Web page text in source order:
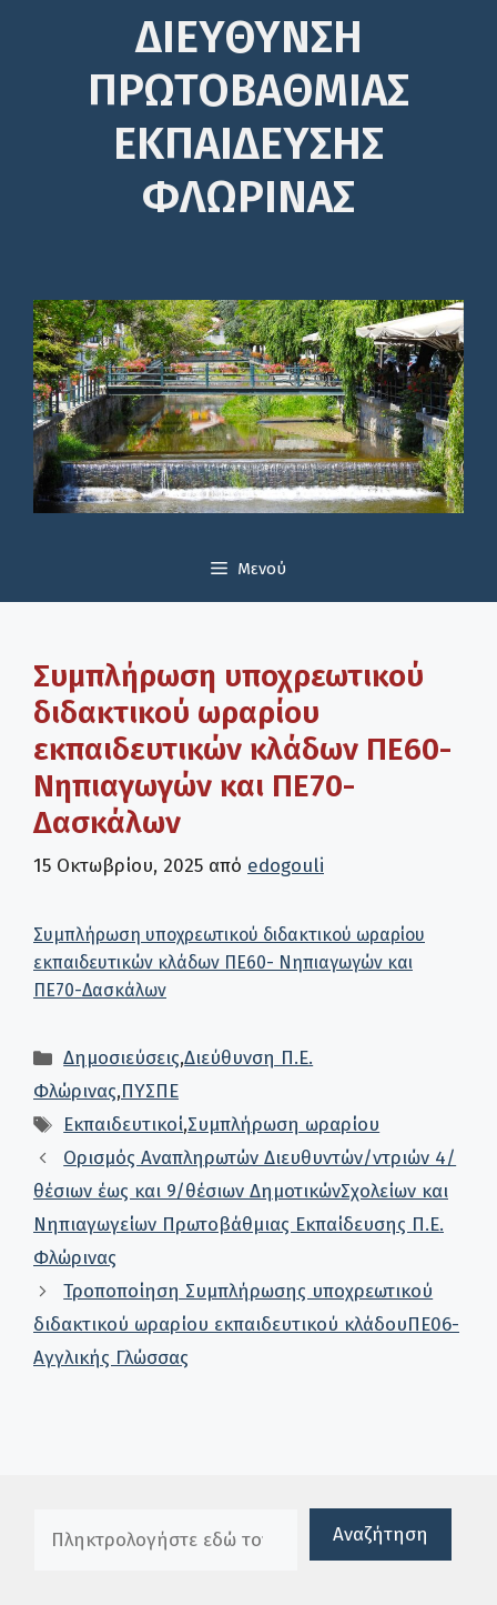
ΔΙΕΎΘΥΝΣΗ
ΠΡΩΤΟΒΆΘΜΙΑΣ
ΕΚΠΑΊΔΕΥΣΗΣ
ΦΛΩΡΙΝΑΣ
Μενού
Συμπλήρωση υποχρεωτικού
διδακτικού ωραρίου
εκπαιδευτικών κλάδων ΠΕ60-
Νηπιαγωγών και ΠΕ70-
Δασκάλων
15 Οκτωβρίου, 2025 από edogouli
Συμπλήρωση υποχρεωτικού διδακτικού ωραρίου
εκπαιδευτικών κλάδων ΠΕ60- Νηπιαγωγών και
ΠΕ70-Δασκάλων
Κατηγορίες
Δημοσιεύσεις,Διεύθυνση Π.Ε.
Φλώρινας,ΠΥΣΠΕ
Ετικέτες
Εκπαιδευτικοί,Συμπλήρωση ωραρίου
Ορισμός Αναπληρωτών Διευθυντών/ντριών 4/
θέσιων έως και 9/θέσιων ΔημοτικώνΣχολείων και
Νηπιαγωγείων Πρωτοβάθμιας Εκπαίδευσης Π.Ε.
Φλώρινας
Τροποποίηση Συμπλήρωσης υποχρεωτικού
διδακτικού ωραρίου εκπαιδευτικού κλάδουΠΕ06-
Αγγλικής Γλώσσας
Αναζήτηση